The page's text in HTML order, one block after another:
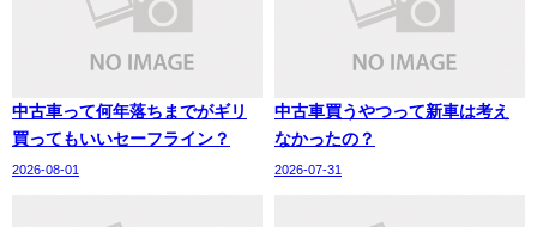
中古車って何年落ちまでがギリ
買ってもいいセーフライン？
2026-08-01
中古車買うやつって新車は考え
なかったの？
2026-07-31